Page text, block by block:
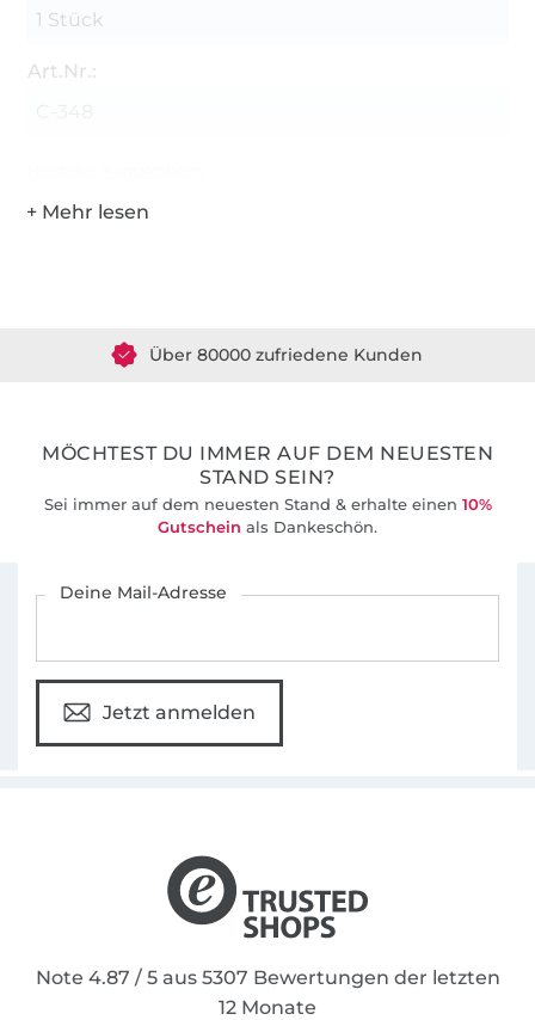
1 Stück
Art.Nr.:
MÖCHTEST DU IMMER AUF DEM NEUESTEN
STAND SEIN?
Sei immer auf dem neuesten Stand & erhalte einen 10%
Gutschein als Dankeschön.
Deine Mail-Adresse
Jetzt anmelden
Note 4.87 / 5 aus 5307 Bewertungen der letzten
12 Monate